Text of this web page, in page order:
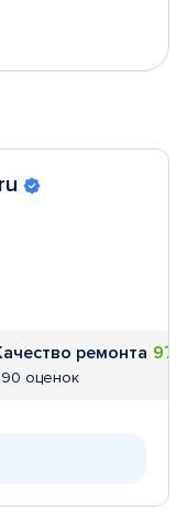
ремонта
оценок